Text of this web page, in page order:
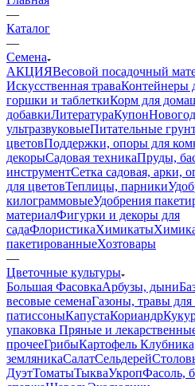
—
Каталог
—
Семена
АКЦИЯВесовой посадочный
Искусственная траваКонтейнеры
горшки и таблеткиКорм для
добавкиЛитератураКупон
ультразвуковыеПитательные
цветовПоддержки, опоры для
декорыСадовая техникаПруды,
инструментСетка садовая, арки,
для цветовТеплицы, парники
килограммовыеУдобрения
материалФигурки и декоры для
садаФлористикаХимикаты
пакетированныеХозтовары
—
Цветочные культуры
Большая ФасовкаАрбузы, дыни
весовые семенаГазоны, травы
патиссоныКапустаКориандр
упаковка Пряные и
прочееГрибыКартофель
земляникаСалатСельдерей
ДуэтТоматыТыкваУкропФасоль,